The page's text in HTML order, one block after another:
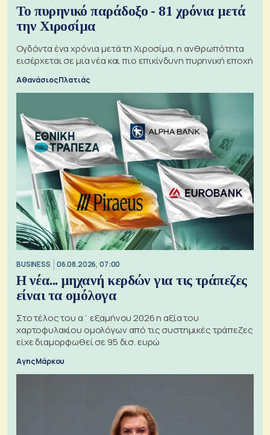
Το πυρηνικό παράδοξο - 81 χρόνια μετά
την Χιροσίμα
Ογδόντα ένα χρόνια μετά τη Χιροσίμα, η ανθρωπότητα
εισέρχεται σε μια νέα και πιο επικίνδυνη πυρηνική εποχή
Αθανάσιος Πλατιάς
BUSINESS 06.08.2026, 07:00
Η νέα... μηχανή κερδών για τις τράπεζες
είναι τα ομόλογα
Στο τέλος του α΄ εξαμήνου 2026 η αξία του
χαρτοφυλακίου ομολόγων από τις συστημικές τράπεζες
είχε διαμορφωθεί σε 95 δισ. ευρώ
Αγης Μάρκου